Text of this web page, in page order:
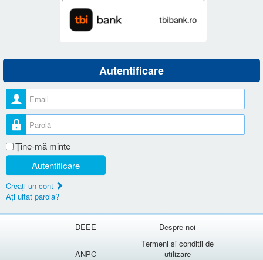
Autentificare
Nume utilizator
Parolă
Ţine-mă minte
Autentificare
Creaţi un cont
Aţi uitat parola?
DEEE Despre noi
ANPC
Termeni si conditii de
utilizare